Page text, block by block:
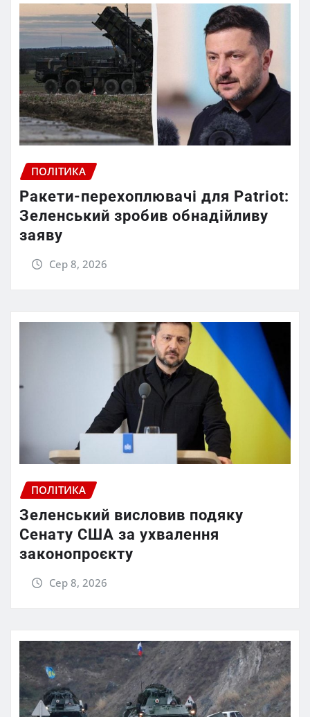
ПОЛІТИКА
Ракети-перехоплювачі для Patriot:
Зеленський зробив обнадійливу
заяву
Сер 8, 2026
ПОЛІТИКА
Зеленський висловив подяку
Сенату США за ухвалення
законопроєкту
Сер 8, 2026